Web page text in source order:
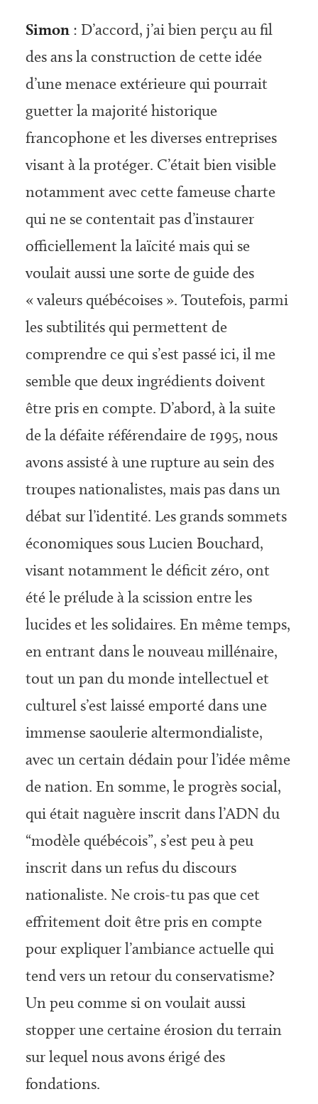
Simon : D’accord, j’ai bien perçu au fil
des ans la construction de cette idée
d’une menace extérieure qui pourrait
guetter la majorité historique
francophone et les diverses entreprises
visant à la protéger. C’était bien visible
notamment avec cette fameuse charte
qui ne se contentait pas d’instaurer
officiellement la laïcité mais qui se
voulait aussi une sorte de guide des
« valeurs québécoises ». Toutefois, parmi
les subtilités qui permettent de
comprendre ce qui s’est passé ici, il me
semble que deux ingrédients doivent
être pris en compte. D’abord, à la suite
de la défaite référendaire de 1995, nous
avons assisté à une rupture au sein des
troupes nationalistes, mais pas dans un
débat sur l’identité. Les grands sommets
économiques sous Lucien Bouchard,
visant notamment le déficit zéro, ont
été le prélude à la scission entre les
lucides et les solidaires. En même temps,
en entrant dans le nouveau millénaire,
tout un pan du monde intellectuel et
culturel s’est laissé emporté dans une
immense saoulerie altermondialiste,
avec un certain dédain pour l’idée même
de nation. En somme, le progrès social,
qui était naguère inscrit dans l’ADN du
“modèle québécois”, s’est peu à peu
inscrit dans un refus du discours
nationaliste. Ne crois-tu pas que cet
effritement doit être pris en compte
pour expliquer l’ambiance actuelle qui
tend vers un retour du conservatisme?
Un peu comme si on voulait aussi
stopper une certaine érosion du terrain
sur lequel nous avons érigé des
fondations.